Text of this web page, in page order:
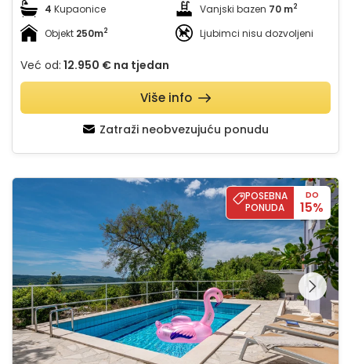
4 Kupaonice Vanjski bazen 70 m2
Objekt 250m2 Ljubimci nisu dozvoljeni
Već od: 12.950 € na tjedan
Zatraži neobvezujuću ponudu
Više info
POSEBNA
PONUDA
DO
15%
Pregledajte cijelu
galeriju na